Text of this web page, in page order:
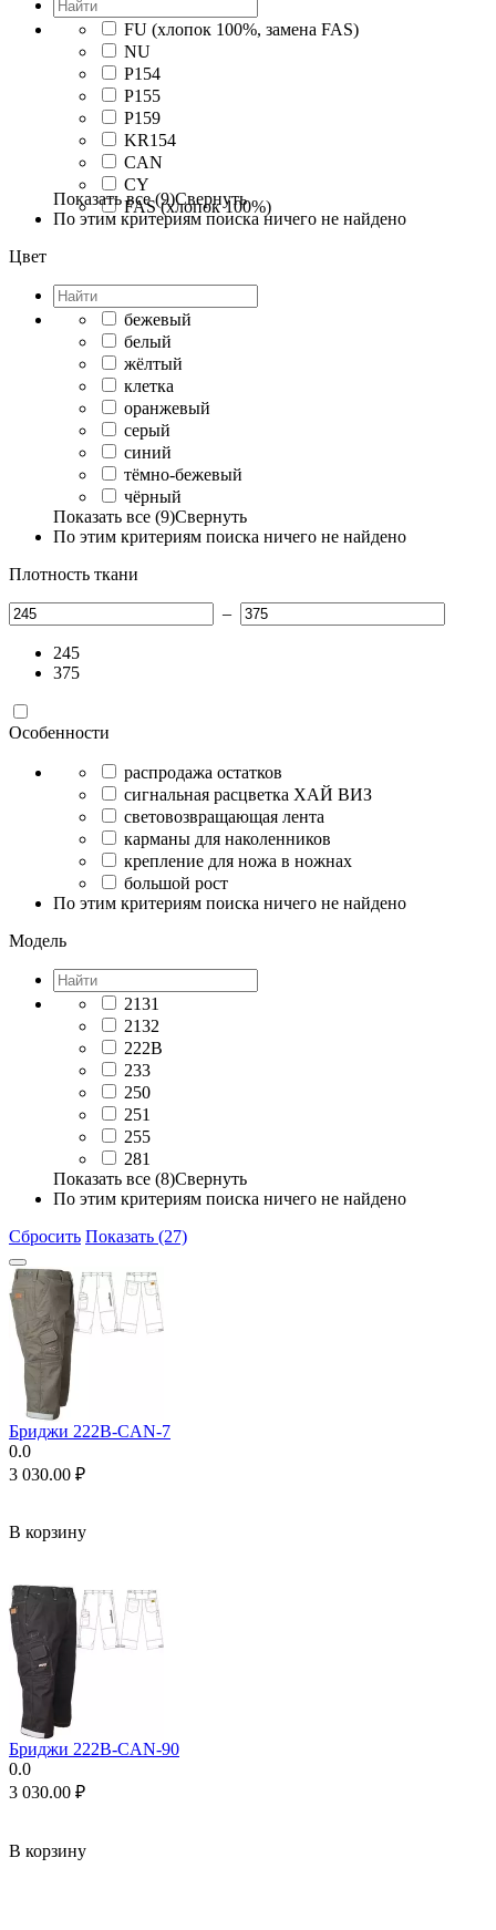
FU (хлопок 100%, замена FAS)
NU
P154
P155
P159
KR154
CAN
CY
FAS (хлопок 100%)
Показать все (9)Свернуть
По этим критериям поиска ничего не найдено
Цвет
бежевый
белый
жёлтый
клетка
оранжевый
серый
синий
тёмно-бежевый
чёрный
Показать все (9)Свернуть
По этим критериям поиска ничего не найдено
Плотность ткани
–
245
375
Особенности
распродажа остатков
сигнальная расцветка ХАЙ ВИЗ
световозвращающая лента
карманы для наколенников
крепление для ножа в ножнах
большой рост
По этим критериям поиска ничего не найдено
Модель
2131
2132
222B
233
250
251
255
281
Показать все (8)Свернуть
По этим критериям поиска ничего не найдено
Сбросить Показать (27)
Бриджи 222B-CAN-7
0.0
3 030.00 ₽
В корзину
Бриджи 222B-CAN-90
0.0
3 030.00 ₽
В корзину